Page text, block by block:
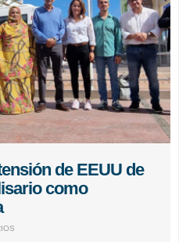
de EEUU de
como